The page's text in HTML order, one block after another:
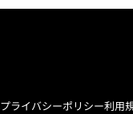
プライバシーポリシー利用